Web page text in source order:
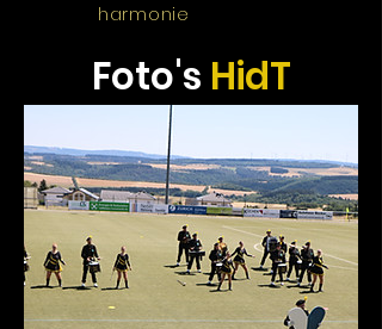
harmonie
Foto's HidT